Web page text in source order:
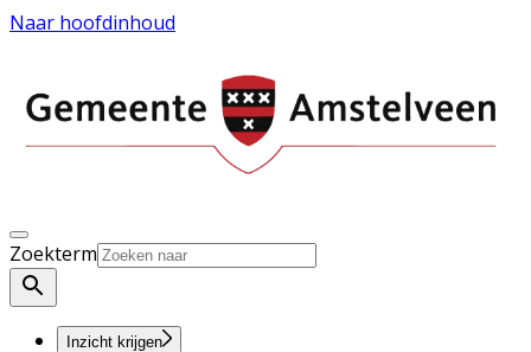
Naar hoofdinhoud
Zoekterm
Inzicht krijgen